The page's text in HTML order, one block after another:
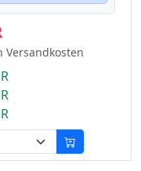
Versandkosten